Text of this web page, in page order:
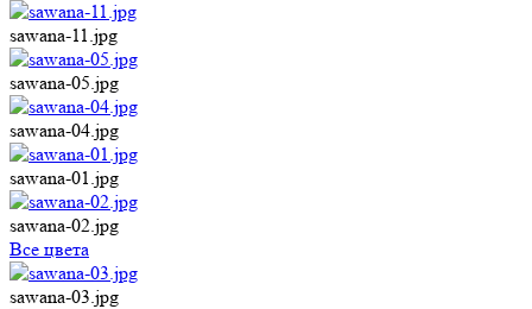
sawana-11.jpg
sawana-05.jpg
sawana-04.jpg
sawana-01.jpg
sawana-02.jpg
Все цвета
sawana-03.jpg